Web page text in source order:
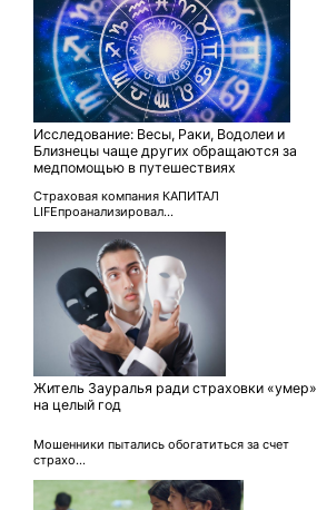
Исследование: Весы, Раки, Водолеи и
Близнецы чаще других обращаются за
медпомощью в путешествиях
Страховая компания КАПИТАЛ
LIFEпроанализировал...
Житель Зауралья ради страховки «умер»
на целый год
Мошенники пытались обогатиться за счет
страхо...